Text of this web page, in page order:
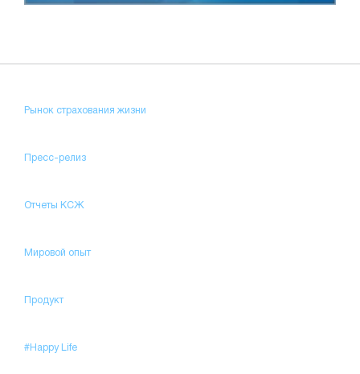
Рынок страхования жизни
Пресс-релиз
Отчеты КСЖ
Мировой опыт
Продукт
#Happy Life